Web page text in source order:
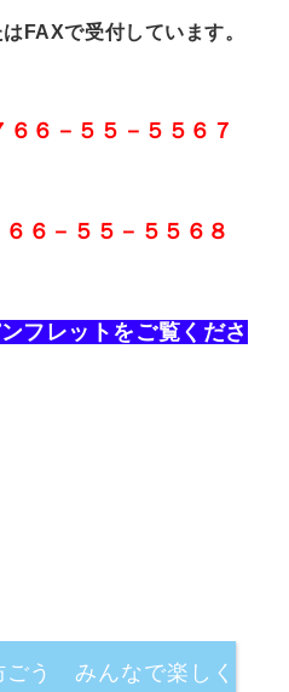
FAXで受付しています。
６－５５－５５６７
５５－５５６８
フレットをご覧くださ
ごう みんなで楽しく